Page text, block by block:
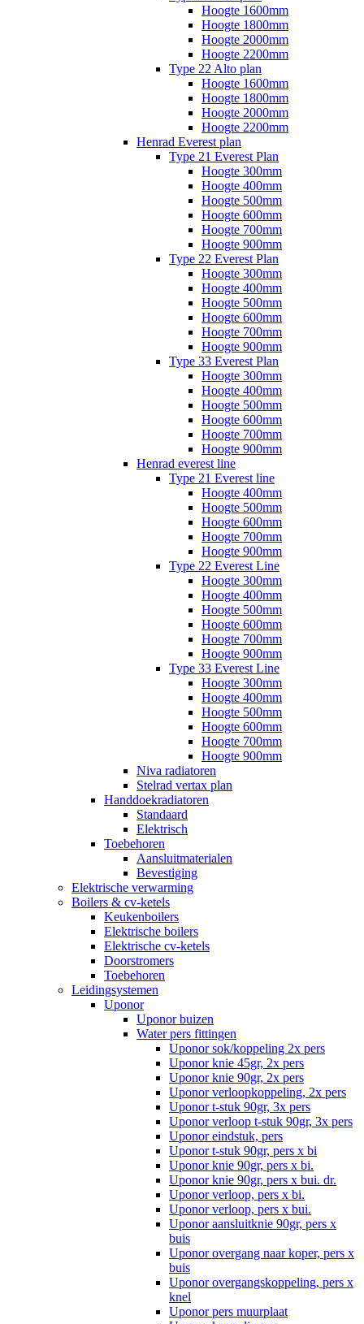
Hoogte 1600mm
Hoogte 1800mm
Hoogte 2000mm
Hoogte 2200mm
Type 22 Alto plan
Hoogte 1600mm
Hoogte 1800mm
Hoogte 2000mm
Hoogte 2200mm
Henrad Everest plan
Type 21 Everest Plan
Hoogte 300mm
Hoogte 400mm
Hoogte 500mm
Hoogte 600mm
Hoogte 700mm
Hoogte 900mm
Type 22 Everest Plan
Hoogte 300mm
Hoogte 400mm
Hoogte 500mm
Hoogte 600mm
Hoogte 700mm
Hoogte 900mm
Type 33 Everest Plan
Hoogte 300mm
Hoogte 400mm
Hoogte 500mm
Hoogte 600mm
Hoogte 700mm
Hoogte 900mm
Henrad everest line
Type 21 Everest line
Hoogte 400mm
Hoogte 500mm
Hoogte 600mm
Hoogte 700mm
Hoogte 900mm
Type 22 Everest Line
Hoogte 300mm
Hoogte 400mm
Hoogte 500mm
Hoogte 600mm
Hoogte 700mm
Hoogte 900mm
Type 33 Everest Line
Hoogte 300mm
Hoogte 400mm
Hoogte 500mm
Hoogte 600mm
Hoogte 700mm
Hoogte 900mm
Niva radiatoren
Stelrad vertax plan
Handdoekradiatoren
Standaard
Elektrisch
Toebehoren
Aansluitmaterialen
Bevestiging
Elektrische verwarming
Boilers & cv-ketels
Keukenboilers
Elektrische boilers
Elektrische cv-ketels
Doorstromers
Toebehoren
Leidingsystemen
Uponor
Uponor buizen
Water pers fittingen
Uponor sok/koppeling 2x pers
Uponor knie 45gr, 2x pers
Uponor knie 90gr, 2x pers
Uponor verloopkoppeling, 2x pers
Uponor t-stuk 90gr, 3x pers
Uponor verloop t-stuk 90gr, 3x pers
Uponor eindstuk, pers
Uponor t-stuk 90gr, pers x bi
Uponor knie 90gr, pers x bi.
Uponor knie 90gr, pers x bui. dr.
Uponor verloop, pers x bi.
Uponor verloop, pers x bui.
Uponor aansluitknie 90gr, pers x
buis
Uponor overgang naar koper, pers x
buis
Uponor overgangskoppeling, pers x
knel
Uponor pers muurplaat